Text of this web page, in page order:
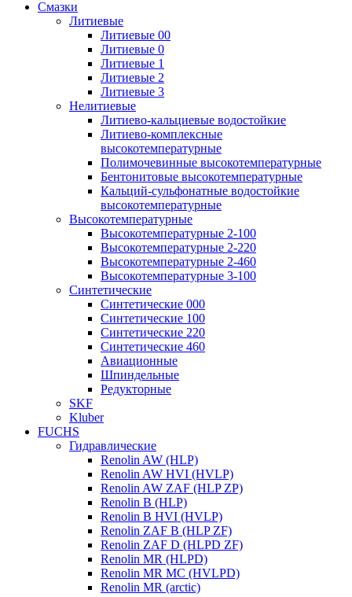
Смазки
Литиевые
Литиевые 00
Литиевые 0
Литиевые 1
Литиевые 2
Литиевые 3
Нелитиевые
Литиево-кальциевые водостойкие
Литиево-комплексные
высокотемпературные
Полимочевинные высокотемпературные
Бентонитовые высокотемпературные
Кальций-сульфонатные водостойкие
высокотемпературные
Высокотемпературные
Высокотемпературные 2-100
Высокотемпературные 2-220
Высокотемпературные 2-460
Высокотемпературные 3-100
Синтетические
Синтетические 000
Синтетические 100
Синтетические 220
Синтетические 460
Авиационные
Шпиндельные
Редукторные
SKF
Kluber
FUCHS
Гидравлические
Renolin AW (HLP)
Renolin AW HVI (HVLP)
Renolin AW ZAF (HLP ZP)
Renolin B (HLP)
Renolin B HVI (HVLP)
Renolin ZAF B (HLP ZF)
Renolin ZAF D (HLPD ZF)
Renolin MR (HLPD)
Renolin MR MC (HVLPD)
Renolin MR (arctic)